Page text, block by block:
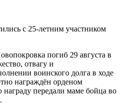
с 25-летним участником
погиб 29 августа в
отвагу и
воинского долга в ходе
награждён орденом
передали маме бойца во